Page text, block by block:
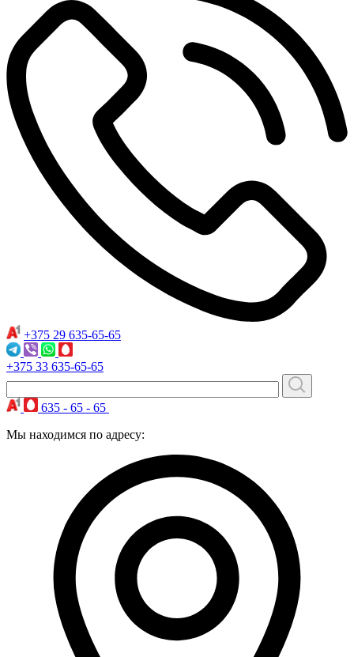
+375 29 635-65-65
+375 33 635-65-65
635 - 65 - 65
Мы находимся по адресу: